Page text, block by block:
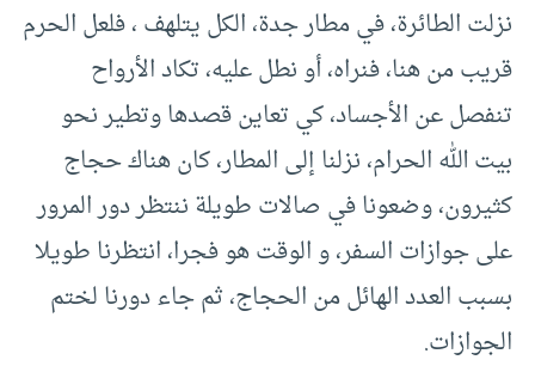
نزلت الطائرة، في مطار جدة، الكل يتلهف ، فلعل الحرم
قريب من هنا، فنراه، أو نطل عليه، تكاد الأرواح
تنفصل عن الأجساد، كي تعاين قصدها وتطير نحو
بيت الله الحرام، نزلنا إلى المطار، كان هناك حجاج
كثيرون، وضعونا في صالات طويلة ننتظر دور المرور
على جوازات السفر، و الوقت هو فجرا، انتظرنا طويلا
بسبب العدد الهائل من الحجاج، ثم جاء دورنا لختم
الجوازات.